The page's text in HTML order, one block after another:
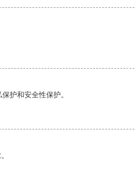
护和安全性保护。